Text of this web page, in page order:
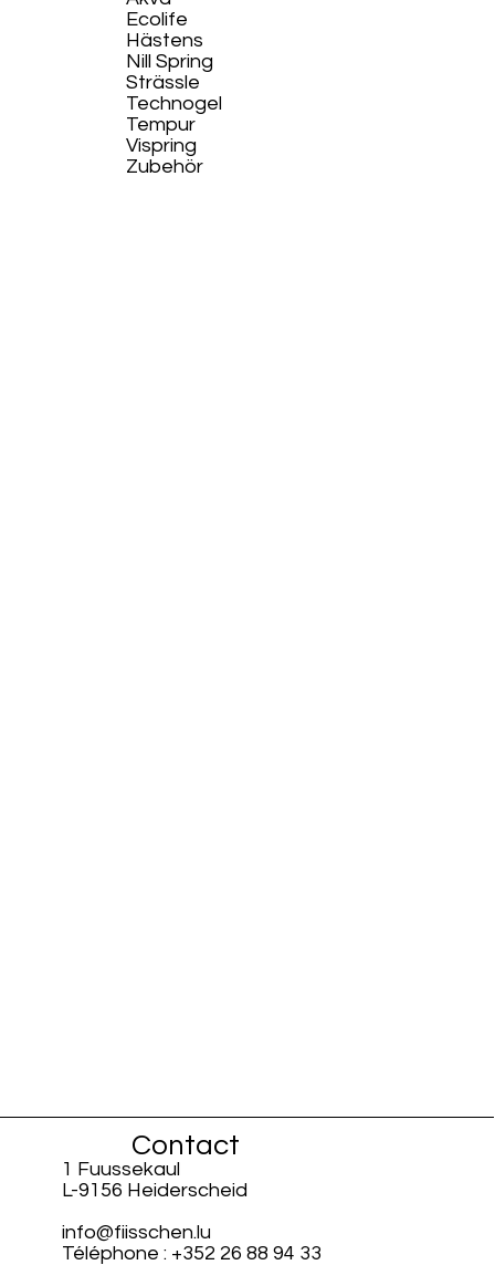
Ecolife​
Hästens
Nill Spring
Strässle
Technogel
Tempur
Vispring
Zubehör
Contact
1 Fuussekaul
L-9156 Heiderscheid
info@fiisschen.lu
Téléphone : +352 26 88 94 33